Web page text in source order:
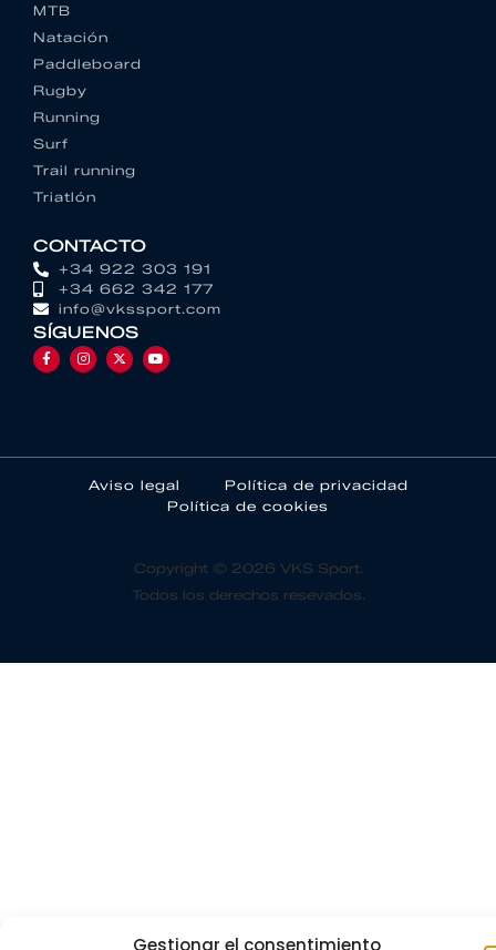
Gestionar el consentimiento
MTB
Natación
Paddleboard
Rugby
Running
Surf
Trail running
Triatlón
CONTACTO
+34 922 303 191
+34 662 342 177
info@vkssport.com
SÍGUENOS
Aviso legal
Política de privacidad
Política de cookies
Copyright © 2026 VKS Sport.
Todos los derechos resevados.